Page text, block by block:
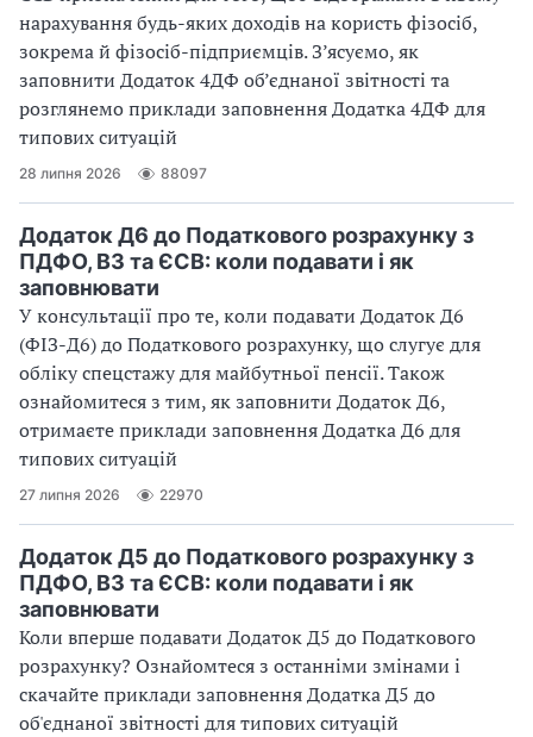
нарахування будь-яких доходів на користь фізосіб,
зокрема й фізосіб-підприємців. З’ясуємо, як
заповнити Додаток 4ДФ об’єднаної звітності та
розглянемо приклади заповнення Додатка 4ДФ для
типових ситуацій
28 липня 2026 88097
Додаток Д6 до Податкового розрахунку з
ПДФО, ВЗ та ЄСВ: коли подавати і як
заповнювати
У консультації про те, коли подавати Додаток Д6
(ФІЗ-Д6) до Податкового розрахунку, що слугує для
обліку спецстажу для майбутньої пенсії. Також
ознайомитеся з тим, як заповнити Додаток Д6,
отримаєте приклади заповнення Додатка Д6 для
типових ситуацій
27 липня 2026 22970
Додаток Д5 до Податкового розрахунку з
ПДФО, ВЗ та ЄСВ: коли подавати і як
заповнювати
Коли вперше подавати Додаток Д5 до Податкового
розрахунку? Ознайомтеся з останніми змінами і
скачайте приклади заповнення Додатка Д5 до
об'єднаної звітності для типових ситуацій